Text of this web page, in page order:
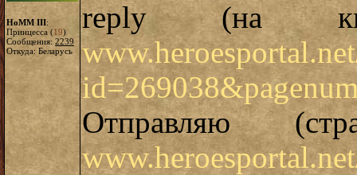
HoMM III:
Принцесса (19)
Сообщения: 2239
Откуда: Беларусь
reply (на
Отправляю